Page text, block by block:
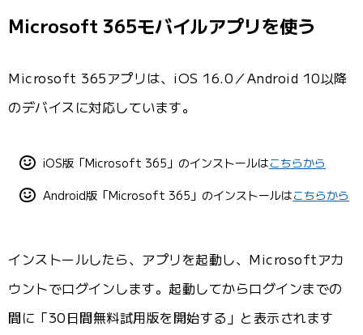
Microsoft 365モバイルアプリを使う
Microsoft 365アプリは、iOS 16.0／Android 10以降
のデバイスに対応しています。
iOS版「Microsoft 365」のインストールはこちらから
Android版「Microsoft 365」のインストールはこちらから
インストールしたら、アプリを起動し、Microsoftアカ
ウントでログインします。起動してからログインまでの
間に「30日間無料試用版を開始する」と表示されます